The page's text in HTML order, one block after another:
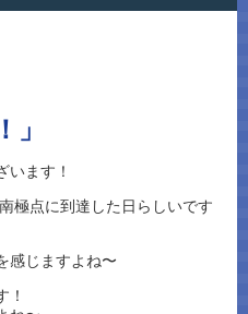
」
います！
極点に到達した日らしいです
感じますよね〜
！